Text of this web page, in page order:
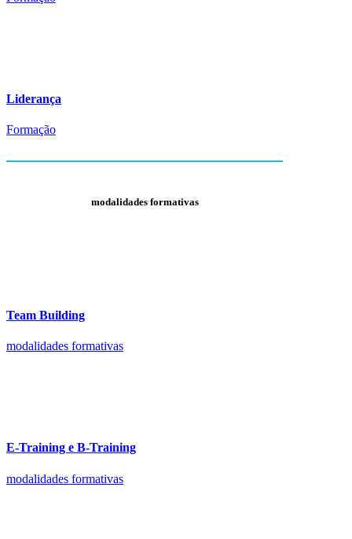
Liderança
Formação
modalidades formativas
Team Building
modalidades formativas
E-Training e B-Training
modalidades formativas